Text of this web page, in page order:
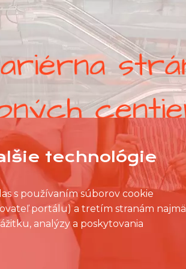
PREDAJNÍ ZOZNAM NC
OCHRANA OSOBNÝCH ÚDAJOV
technológie
s používaním súborov cookie
portálu) a tretím stranám najmä
analýzy a poskytovania